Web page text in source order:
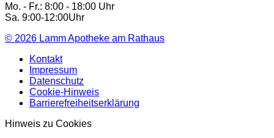
Mo. - Fr.: 8:00 - 18:00 Uhr
Sa. 9:00-12:00Uhr
© 2026 Lamm Apotheke am Rathaus
Kontakt
Impressum
Datenschutz
Cookie-Hinweis
Barrierefreiheitserklärung
Hinweis zu Cookies